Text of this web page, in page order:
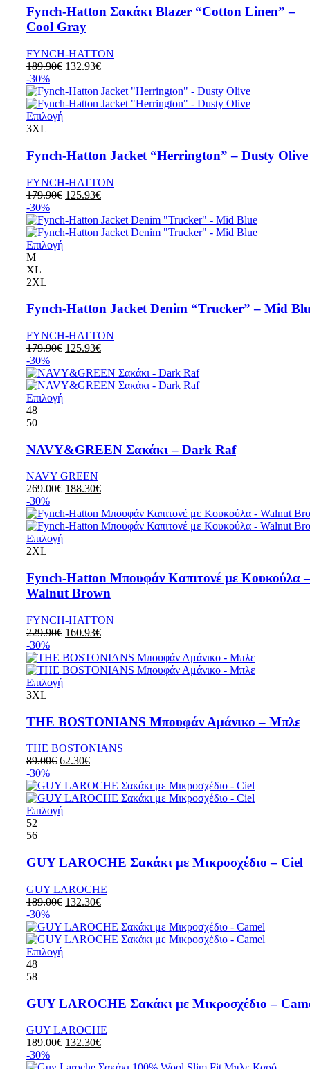
Fynch-Hatton Σακάκι Blazer “Cotton Linen” –
Cool Gray
FYNCH-HATTON
189.90€ 132.93€
-30%
Επιλογή
3XL
Fynch-Hatton Jacket “Herrington” – Dusty Olive
FYNCH-HATTON
179.90€ 125.93€
-30%
Επιλογή
M
XL
2XL
Fynch-Hatton Jacket Denim “Trucker” – Mid
FYNCH-HATTON
179.90€ 125.93€
-30%
Επιλογή
48
50
NAVY&GREEN Σακάκι – Dark Raf
NAVY GREEN
269.00€ 188.30€
-30%
Επιλογή
2XL
Fynch-Hatton Μπουφάν Καπιτονέ με Κουκούλα –
Walnut Brown
FYNCH-HATTON
229.90€ 160.93€
-30%
Επιλογή
3XL
THE BOSTONIANS Μπουφάν Αμάνικο – Μπλε
THE BOSTONIANS
89.00€ 62.30€
-30%
Επιλογή
52
56
GUY LAROCHE Σακάκι με Μικροσχέδιο – Ciel
GUY LAROCHE
189.00€ 132.30€
-30%
Επιλογή
48
58
GUY LAROCHE Σακάκι με Μικροσχέδιο –
GUY LAROCHE
189.00€ 132.30€
-30%